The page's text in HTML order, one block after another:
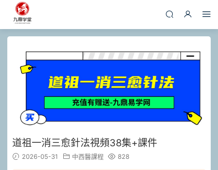
道祖一消三愈針法視頻38集+課件
2026-05-31 中西醫課程 828